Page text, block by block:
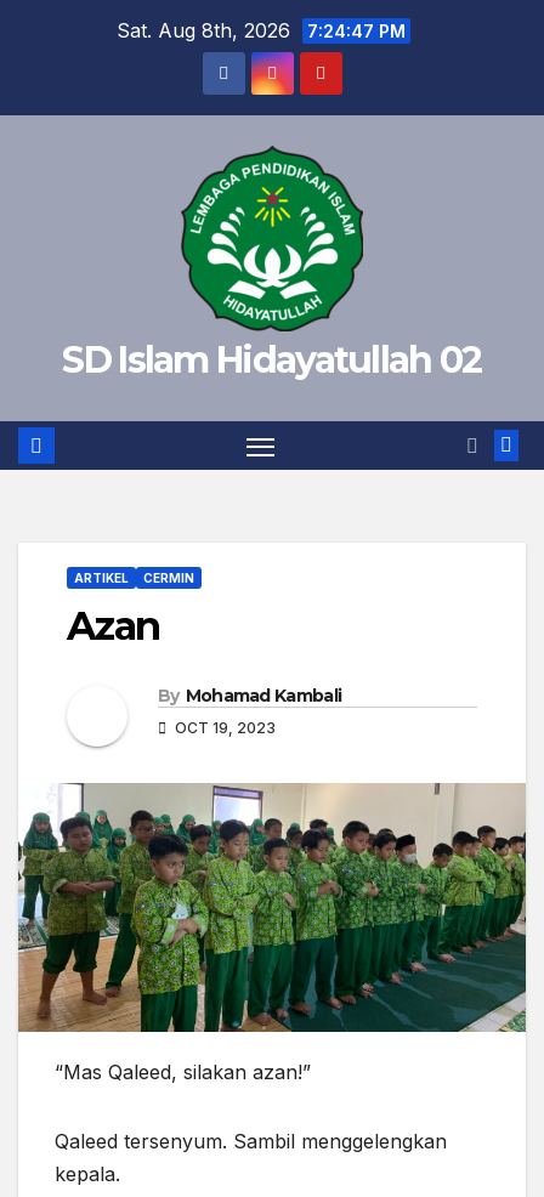
Sat. Aug 8th, 2026 7:24:48 PM
SD Islam Hidayatullah 02
ARTIKEL CERMIN
Azan
By Mohamad Kambali
OCT 19, 2023
“Mas Qaleed, silakan azan!”
Qaleed tersenyum. Sambil menggelengkan
kepala.